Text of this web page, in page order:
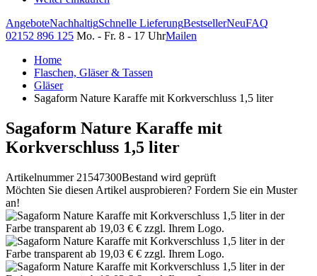
AngeboteNachhaltigSchnelle LieferungBestsellerNeuFAQ
02152 896 125 Mo. - Fr. 8 - 17 UhrMailen
Home
Flaschen, Gläser & Tassen
Gläser
Sagaform Nature Karaffe mit Korkverschluss 1,5 liter
Sagaform Nature Karaffe mit
Korkverschluss 1,5 liter
Artikelnummer 21547300Bestand wird geprüft
Möchten Sie diesen Artikel ausprobieren? Fordern Sie ein Muster
an!